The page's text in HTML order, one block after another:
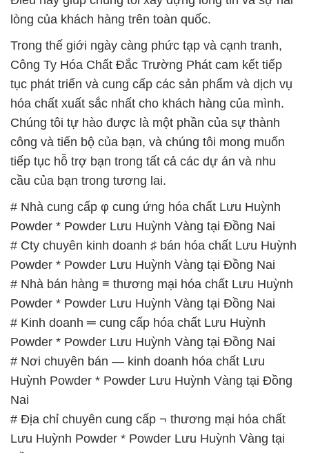
cầu của bạn trong tương lai.
# Nhà cung cấp φ cung ứng hóa chất Lưu Huỳnh
Powder * Powder Lưu Huỳnh Vàng tại Đồng Nai
# Cty chuyên kinh doanh ♯ bán hóa chất Lưu Huỳnh
Powder * Powder Lưu Huỳnh Vàng tại Đồng Nai
# Nhà bán hàng ≡ thương mại hóa chất Lưu Huỳnh
Powder * Powder Lưu Huỳnh Vàng tại Đồng Nai
# Kinh doanh ═ cung cấp hóa chất Lưu Huỳnh
Powder * Powder Lưu Huỳnh Vàng tại Đồng Nai
# Nơi chuyên bán — kinh doanh hóa chất Lưu
Huỳnh Powder * Powder Lưu Huỳnh Vàng tại Đồng
Nai
# Địa chỉ chuyên cung cấp ¬ thương mại hóa chất
Lưu Huỳnh Powder * Powder Lưu Huỳnh Vàng tại
Đồng Nai
# Đơn vị phân phối → cung cấp hóa chất Lưu
Huỳnh Powder * Powder Lưu Huỳnh Vàng tại Đồng
Nai
# Thương mại ► cung cấp hóa chất Lưu Huỳnh
Powder * Powder Lưu Huỳnh Vàng tại Đồng Nai
# Nơi cung ứng ƒ phân phối hóa chất Lưu Huỳnh
Powder * Powder Lưu Huỳnh Vàng tại Đồng Nai
# Công ty bán ♥ thương mại hóa chất Lưu Huỳnh